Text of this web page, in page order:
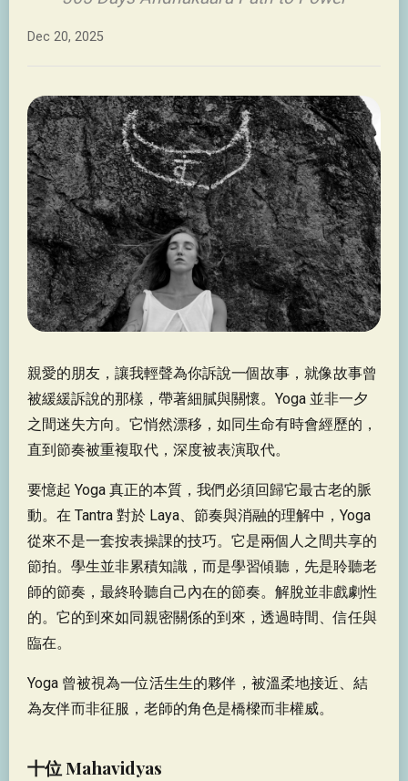
Dec 20, 2025
親愛的朋友，讓我輕聲為你訴說一個故事，就像故事曾
被緩緩訴說的那樣，帶著細膩與關懷。Yoga 並非一夕
之間迷失方向。它悄然漂移，如同生命有時會經歷的，
直到節奏被重複取代，深度被表演取代。
要憶起 Yoga 真正的本質，我們必須回歸它最古老的脈
動。在 Tantra 對於 Laya、節奏與消融的理解中，Yoga
從來不是一套按表操課的技巧。它是兩個人之間共享的
節拍。學生並非累積知識，而是學習傾聽，先是聆聽老
師的節奏，最終聆聽自己內在的節奏。解脫並非戲劇性
的。它的到來如同親密關係的到來，透過時間、信任與
臨在。
Yoga 曾被視為一位活生生的夥伴，被溫柔地接近、結
為友伴而非征服，老師的角色是橋樑而非權威。
十位 Mahavidyas